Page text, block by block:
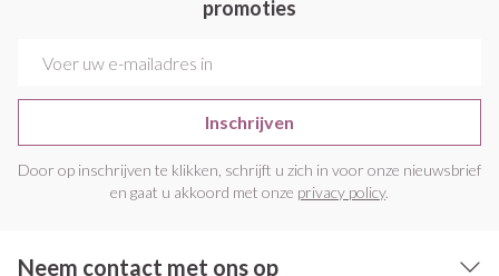
promoties
Inschrijven
Door op inschrijven te klikken, schrijft u zich in voor onze nieuwsbrief
en gaat u akkoord met onze privacy policy.
Neem contact met ons op